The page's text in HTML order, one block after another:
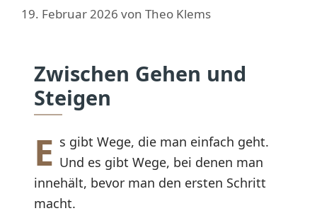
19. Februar 2026 von Theo Klems
Zwischen Gehen und
Steigen
E s gibt Wege, die man einfach geht.
Und es gibt Wege, bei denen man
innehält, bevor man den ersten Schritt
macht.